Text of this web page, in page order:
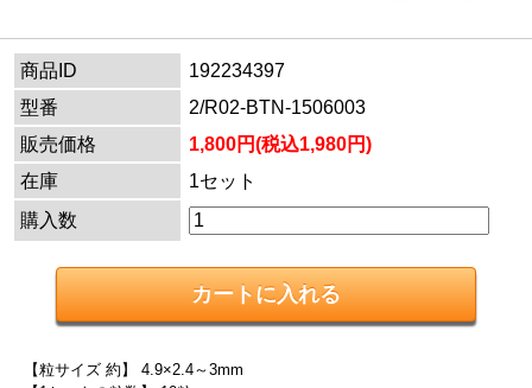
商品ID
192234397
型番
2/R02-BTN-1506003
販売価格
1,800円(税込1,980円)
在庫
1セット
購入数
【粒サイズ 約】 4.9×2.4～3mm